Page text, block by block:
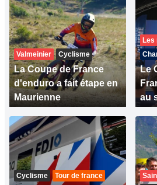
Valmeinier Cyclisme
La Coupe de France
d'enduro a fait étape en
Maurienne
Les
Le
au
Cyclisme Tour de france